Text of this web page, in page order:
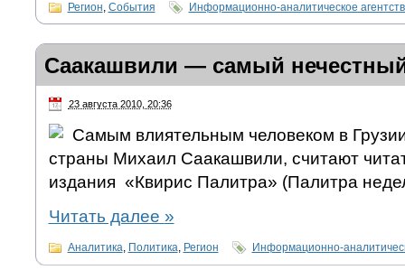
Регион, События Информационно-аналитическое
Саакашвили — самый
23 августа 2010, 20:36
Самым влиятельным человеком в
страны Михаил Саакашвили, считают
издания «Квирис Палитра» (Палитра
Читать далее »
Аналитика, Политика, Регион Информационно-